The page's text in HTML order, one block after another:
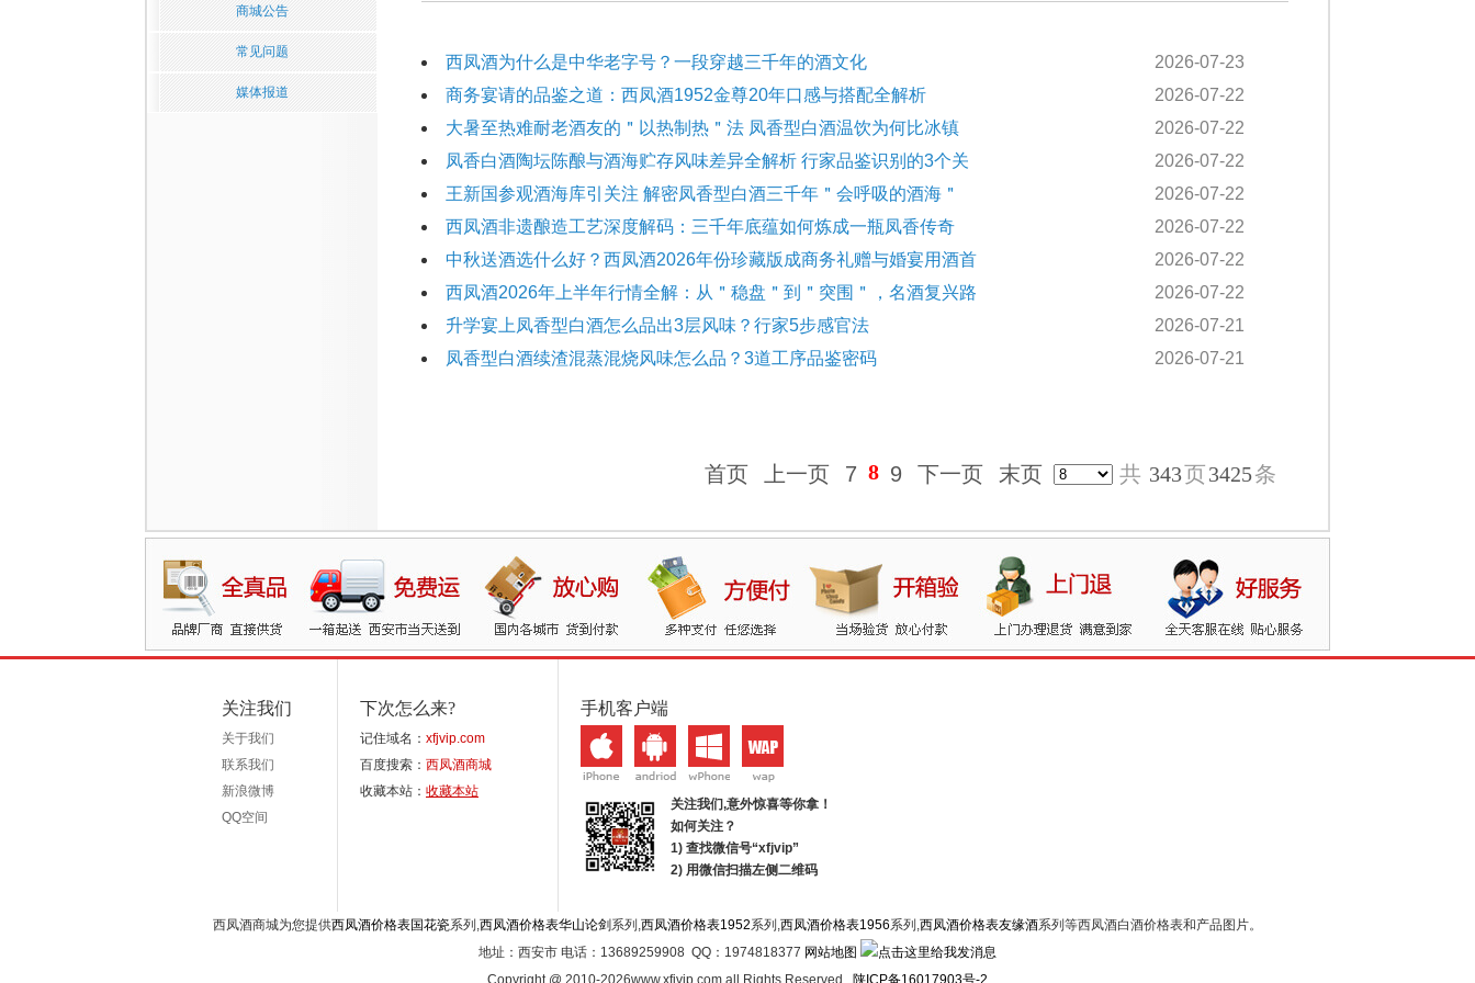
商城公告
常见问题
媒体报道
2026-07-23
西凤酒为什么是中华老字号？一段穿越三千年的酒文化
2026-07-22
商务宴请的品鉴之道：西凤酒1952金尊20年口感与搭配全解析
2026-07-22
大暑至热难耐老酒友的＂以热制热＂法 凤香型白酒温饮为何比冰镇
2026-07-22
凤香白酒陶坛陈酿与酒海贮存风味差异全解析 行家品鉴识别的3个关
2026-07-22
王新国参观酒海库引关注 解密凤香型白酒三千年＂会呼吸的酒海＂
2026-07-22
西凤酒非遗酿造工艺深度解码：三千年底蕴如何炼成一瓶凤香传奇
2026-07-22
中秋送酒选什么好？西凤酒2026年份珍藏版成商务礼赠与婚宴用酒首
2026-07-22
西凤酒2026年上半年行情全解：从＂稳盘＂到＂突围＂，名酒复兴路
2026-07-21
升学宴上凤香型白酒怎么品出3层风味？行家5步感官法
2026-07-21
凤香型白酒续渣混蒸混烧风味怎么品？3道工序品鉴密码
首页 上一页 7 8 9 下一页 末页 共 343页3425条
关注我们
关于我们
联系我们
新浪微博
QQ空间
下次怎么来?
记住域名： xfjvip.com
百度搜索： 西凤酒商城
收藏本站： 收藏本站
手机客户端
关注我们,意外惊喜等你拿！
如何关注？
1) 查找微信号“xfjvip”
2) 用微信扫描左侧二维码
西凤酒商城为您提供西凤酒价格表国花瓷系列,西凤酒价格表华山论剑 系列,西凤酒价格表1952系列,西凤酒价格表1956系列,西凤酒价格表友缘酒系列等西凤酒白酒价格表和产品图片。
地址：西安市 电话：13689259908 QQ：1974818377 网站地图
Copyright @ 2010-2026www.xfjvip.com all Rights Reserved . 陕ICP备16017903号-2